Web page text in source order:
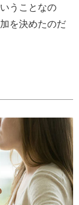
うことなの
を決めたのだ